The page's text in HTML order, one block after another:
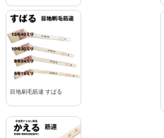
目地刷毛筋違 すばる